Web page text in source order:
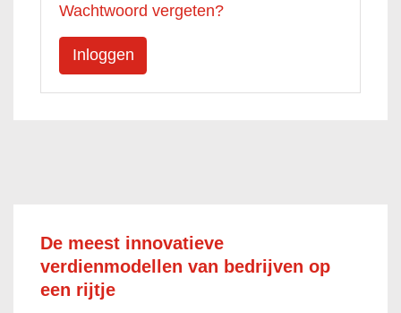
Wachtwoord vergeten?
De meest innovatieve
verdienmodellen van bedrijven op
een rijtje